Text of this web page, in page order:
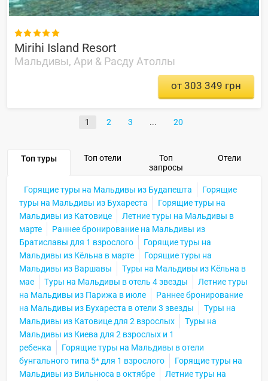

Mirihi Island Resort
Мальдивы, Ари & Расду Атоллы
от 303 349 грн
1 2 3 20
Топ туры Топ отели
Топ
запросы
Отели
Горящие туры на Мальдивы из Будапешта
Горящие
туры на Мальдивы из Бухареста
Горящие туры на
Мальдивы из Катовице
Летние туры на Мальдивы в
марте
Раннее бронирование на Мальдивы из
Братиславы для 1 взрослого
Горящие туры на
Мальдивы из Кёльна в марте
Горящие туры на
Мальдивы из Варшавы
Туры на Мальдивы из Кёльна в
мае
Туры на Мальдивы в отель 4 звезды
Летние туры
на Мальдивы из Парижа в июле
Раннее бронирование
на Мальдивы из Бухареста в отели 3 звезды
Туры на
Мальдивы из Катовице для 2 взрослых
Туры на
Мальдивы из Киева для 2 взрослых и 1
ребенка
Горящие туры на Мальдивы в отели
бунгального типа 5* для 1 взрослого
Горящие туры на
Мальдивы из Вильнюса в октябре
Летние туры на